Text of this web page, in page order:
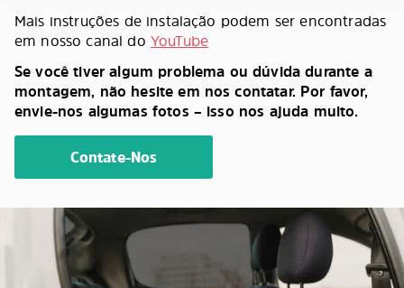
Mais instruções de instalação podem ser encontradas
em nosso canal do YouTube
Se você tiver algum problema ou dúvida durante a
montagem, não hesite em nos contatar. Por favor,
envie-nos algumas fotos – isso nos ajuda muito.
Contate-Nos